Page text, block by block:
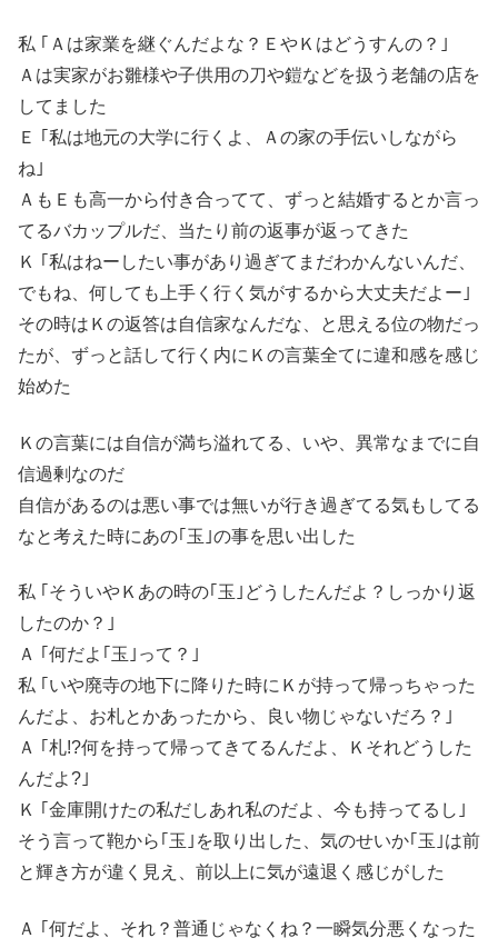
私 ｢Ａは家業を継ぐんだよな？ＥやＫはどうすんの？｣
Ａは実家がお雛様や子供用の刀や鎧などを扱う老舗の店を
してました
Ｅ ｢私は地元の大学に行くよ、Ａの家の手伝いしながら
ね｣
ＡもＥも高一から付き合ってて、ずっと結婚するとか言っ
てるバカップルだ、当たり前の返事が返ってきた
Ｋ ｢私はねーしたい事があり過ぎてまだわかんないんだ、
でもね、何しても上手く行く気がするから大丈夫だよー｣
その時はＫの返答は自信家なんだな、と思える位の物だっ
たが、ずっと話して行く内にＫの言葉全てに違和感を感じ
始めた
Ｋの言葉には自信が満ち溢れてる、いや、異常なまでに自
信過剰なのだ
自信があるのは悪い事では無いが行き過ぎてる気もしてる
なと考えた時にあの｢玉｣の事を思い出した
私 ｢そういやＫあの時の｢玉｣どうしたんだよ？しっかり返
したのか？｣
Ａ ｢何だよ｢玉｣って？｣
私 ｢いや廃寺の地下に降りた時にＫが持って帰っちゃった
んだよ、お札とかあったから、良い物じゃないだろ？｣
Ａ ｢札!?何を持って帰ってきてるんだよ、Ｋそれどうした
んだよ?｣
Ｋ ｢金庫開けたの私だしあれ私のだよ、今も持ってるし｣
そう言って鞄から｢玉｣を取り出した、気のせいか｢玉｣は前
と輝き方が違く見え、前以上に気が遠退く感じがした
Ａ ｢何だよ、それ？普通じゃなくね？一瞬気分悪くなった